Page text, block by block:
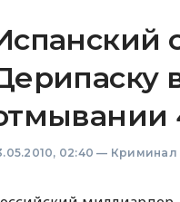
02:40 — Криминал